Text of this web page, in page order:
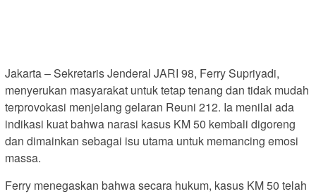
Jakarta – Sekretaris Jenderal JARI 98, Ferry Supriyadi,
menyerukan masyarakat untuk tetap tenang dan tidak mudah
terprovokasi menjelang gelaran Reuni 212. Ia menilai ada
indikasi kuat bahwa narasi kasus KM 50 kembali digoreng
dan dimainkan sebagai isu utama untuk memancing emosi
massa.
Ferry menegaskan bahwa secara hukum, kasus KM 50 telah